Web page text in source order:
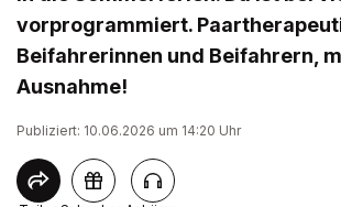
vorprogrammiert.
Beifahrerinnen und Beifahrern,
Ausnahme!
Publiziert: 10.06.2026 um 14:20 Uhr